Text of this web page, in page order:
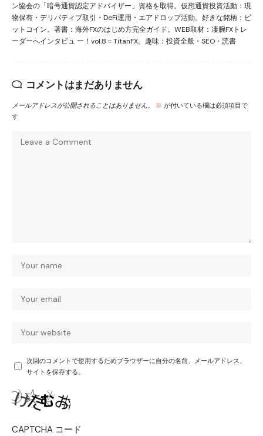
ン協会の「暗号通貨認定アドバイザー」資格を取得。仮想通貨投資活動：現
物保有・デリバティブ取引・DeFi運用・エアドロップ活動。好きな銘柄：ビ
ットコイン。著書：海外FXのはじめ方完全ガイド。WEB取材：凄腕FXトレ
ーダーへインタビュ ー！vol.8＝TitanFX。趣味：投資全般・SEO・読書
コメントはまだありません
メールアドレスが公開されることはありません。 ※ が付いている欄は必須項目で
す
次回のコメントで使用するためブラウザーに自分の名前、メールアドレス、
サイトを保存する。
CAPTCHA コード